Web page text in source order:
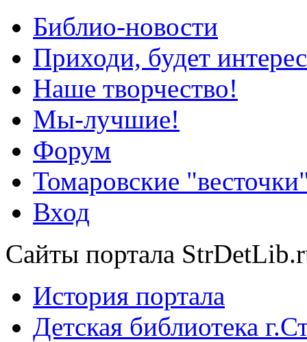
Библио-новости
Приходи, будет
Наше творчество!
Мы-лучшие!
Форум
Томаровские
Вход
Сайты портала
История портала
Детская библиотека